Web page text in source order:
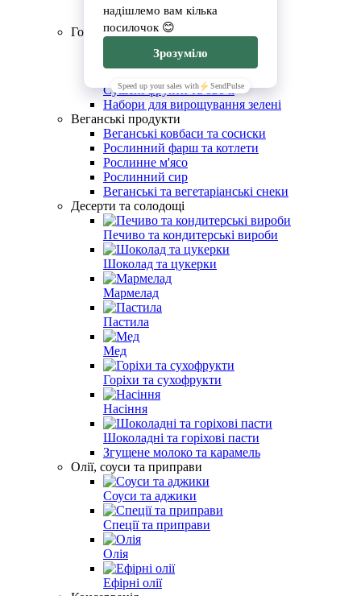
Консерви з м'яса та птиці
Городина та садовина
Овочі та зелень
Сушені фрукти та овочі
Набори для вирощування зелені
Веганські продукти
Веганські ковбаси та сосиски
Рослинний фарш та котлети
Рослинне м'ясо
Рослинний сир
Веганські та вегетаріанські снеки
Десерти та солодощі
Печиво та кондитерські вироби
Шоколад та цукерки
Мармелад
Пастила
Мед
Горіхи та сухофрукти
Насіння
Шоколадні та горіхові пасти
Згущене молоко та карамель
Олії, соуси та приправи
Соуси та аджики
Спеції та приправи
Олія
Ефірні олії